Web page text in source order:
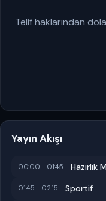
Telif haklarından
Yayın Akışı
00:00 - 01:45 Hazırlık
01:45 - 02:15 Sportif